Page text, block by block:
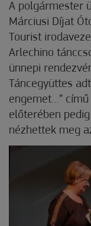
A polgármester
Márciusi Díjat
Tourist
Arlechino
ünnepi
Táncegyüttes
engemet…”
előterében
nézhettek meg